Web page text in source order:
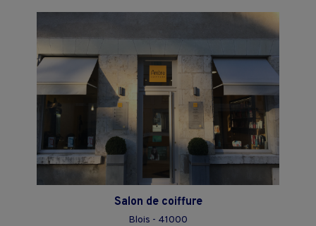
Salon de coiffure
Blois - 41000